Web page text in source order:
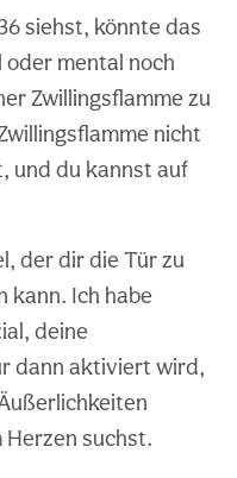
siehst, könnte das
mental noch
Zwillingsflamme zu
nicht
und du kannst auf
der dir die Tür zu
kann. Ich habe
deine
dann aktiviert wird,
suchst.